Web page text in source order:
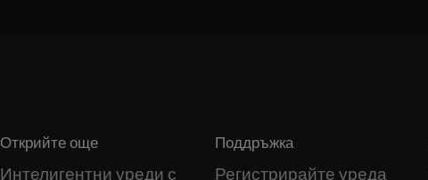
Открийте още
Интелигентни уреди с
Поддръжка
Регистрирайте уреда